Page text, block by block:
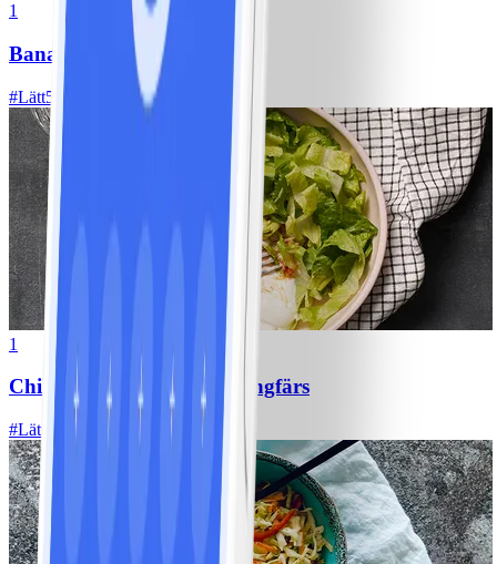
1
Bananpannkakor
#Lätt5 MIN
1
Chili con carne med kycklingfärs
#Lätt